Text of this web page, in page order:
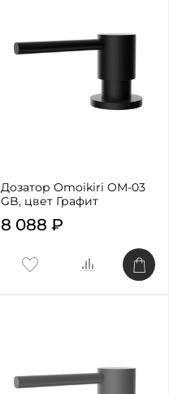
Дозатор Omoikiri OM-03
GB, цвет Графит
8 088 ₽